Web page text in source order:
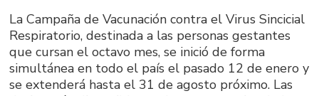
La Campaña de Vacunación contra el Virus Sincicial
Respiratorio, destinada a las personas gestantes
que cursan el octavo mes, se inició de forma
simultánea en todo el país el pasado 12 de enero y
se extenderá hasta el 31 de agosto próximo. Las